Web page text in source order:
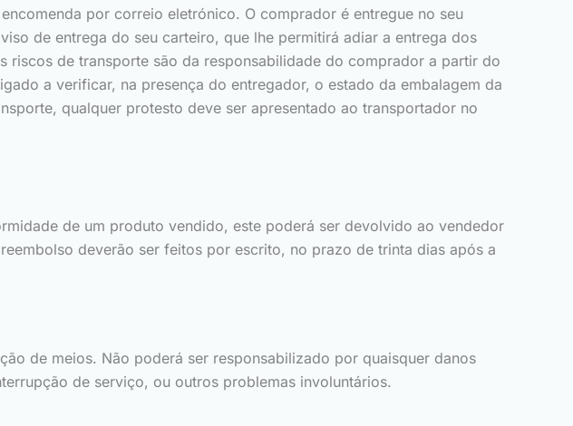
por correio eletrónico. O comprador é entregue no seu
de entrega do seu carteiro, que lhe permitirá adiar a entrega dos
de transporte são da responsabilidade do comprador a partir do
a verificar, na presença do entregador, o estado da embalagem da
qualquer protesto deve ser apresentado ao transportador no
de um produto vendido, este poderá ser devolvido ao vendedor
deverão ser feitos por escrito, no prazo de trinta dias após a
de meios. Não poderá ser responsabilizado por quaisquer danos
de serviço, ou outros problemas involuntários.